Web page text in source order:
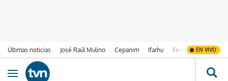
Últimas noticias José Raúl Mulino Cepanim Ifarhu Fenómeno de El
EN VIVO
Ir al contenido
Obrir navegació